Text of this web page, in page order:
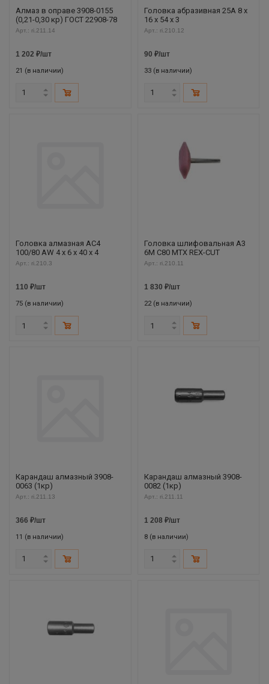
Алмаз в оправе 3908-0155
(0,21-0,30 кр) ГОСТ 22908-78
Арт.: ri.211.14
1 202 ₽/шт
21 (в наличии)
Головка абразивная 25А 8 x
16 x 54 x 3
Арт.: ri.210.12
90 ₽/шт
33 (в наличии)
Головка алмазная AC4
100/80 AW 4 х 6 х 40 х 4
Арт.: ri.210.3
110 ₽/шт
75 (в наличии)
Головка шлифовальная A3
6M C80 MTX REX-CUT
Арт.: ri.210.11
1 830 ₽/шт
22 (в наличии)
Карандаш алмазный 3908-
0063 (1кр)
Арт.: ri.211.13
366 ₽/шт
11 (в наличии)
Карандаш алмазный 3908-
0082 (1кр)
Арт.: ri.211.11
1 208 ₽/шт
8 (в наличии)